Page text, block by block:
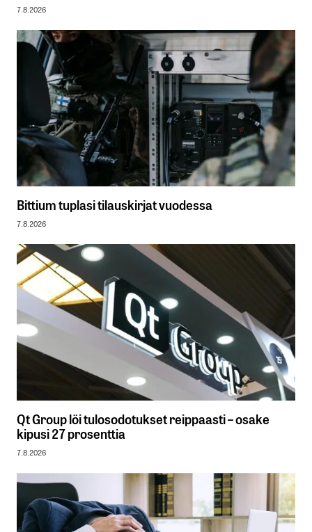
7.8.2026
Bittium tuplasi tilauskirjat vuodessa
7.8.2026
Qt Group löi tulosodotukset reippaasti – osake
kipusi 27 prosenttia
7.8.2026